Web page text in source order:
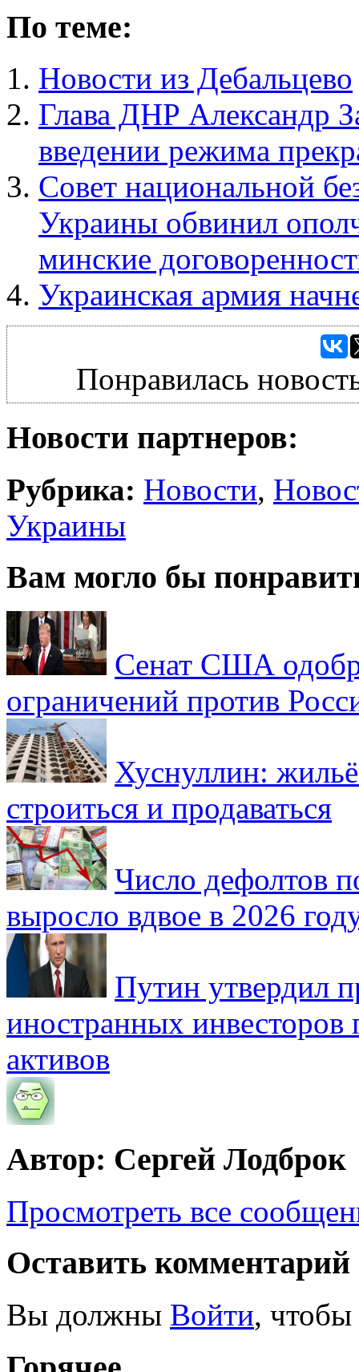
По теме:
Новости из Дебальцево
Глава ДНР Александр
введении режима
Совет национальной
Украины обвинил
минские
Украинская армия
Понравилась
Новости партнеров:
Рубрика: Новости,
Украины
Вам могло бы
Сенат США
ограничений против
Хуснуллин:
строиться и продаваться
Число дефолтов
выросло вдвое в 2026
Путин утвердил
иностранных инвесторов
активов
Автор: Сергей Лодброк
Просмотреть все
Оставить комментарий
Вы должны Войти, чтобы